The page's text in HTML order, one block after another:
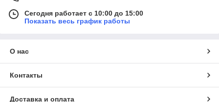
Сегодня работает с 10:00 до 15:00
Показать весь график работы
О нас
Контакты
Доставка и оплата